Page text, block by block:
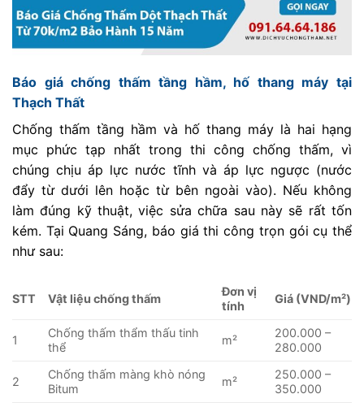
Báo giá chống thấm tầng hầm, hố thang máy tại
Thạch Thất
Chống thấm tầng hầm và hố thang máy là hai hạng
mục phức tạp nhất trong thi công chống thấm, vì
chúng chịu áp lực nước tĩnh và áp lực ngược (nước
đẩy từ dưới lên hoặc từ bên ngoài vào). Nếu không
làm đúng kỹ thuật, việc sửa chữa sau này sẽ rất tốn
kém. Tại Quang Sáng, báo giá thi công trọn gói cụ thể
như sau:
STT Vật liệu chống thấm
Đơn vị
tính
Giá (VND/m²)
1
Chống thấm thẩm thấu tinh
thể
m²
200.000 –
280.000
2
Chống thấm màng khò nóng
Bitum
m²
250.000 –
350.000